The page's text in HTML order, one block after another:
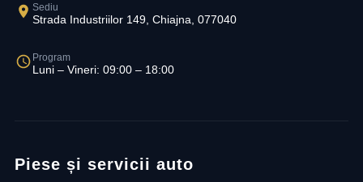
Sediu
Strada Industriilor 149, Chiajna, 077040
Program
Luni – Vineri: 09:00 – 18:00
Piese și servicii auto